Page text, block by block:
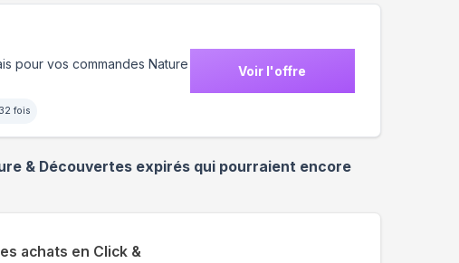
pour vos commandes Nature
32 fois
Voir l'offre
& Découvertesexpirés qui pourraient encore
achats en Click &